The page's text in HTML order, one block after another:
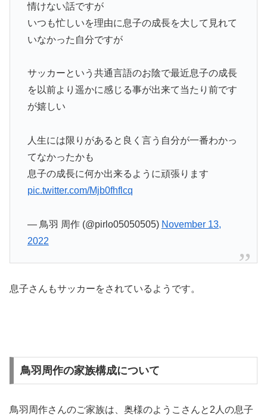
情けない話ですが
いつも忙しいを理由に息子の成長を大して見れて
いなかった自分ですが
サッカーという共通言語のお陰で最近息子の成長
を以前より遥かに感じる事が出来て当たり前です
が嬉しい
人生には限りがあると良く言う自分が一番わかっ
てなかったかも
息子の成長に何か出来るように頑張ります
pic.twitter.com/Mjb0fhflcq
— 鳥羽 周作 (@pirlo05050505) November 13,
2022
息子さんもサッカーをされているようです。
鳥羽周作の家族構成について
鳥羽周作さんのご家族は、奥様のようこさんと2人の息子